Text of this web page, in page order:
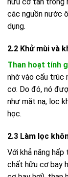
các nguồn nước
dụng.
2.2 Khử mùi và
Than hoạt tính
nhờ vào cấu trúc
cơ. Do đó, nó
như mặt nạ, lọc
học.
2.3 Làm lọc
Với khả năng
chất hữu cơ bay